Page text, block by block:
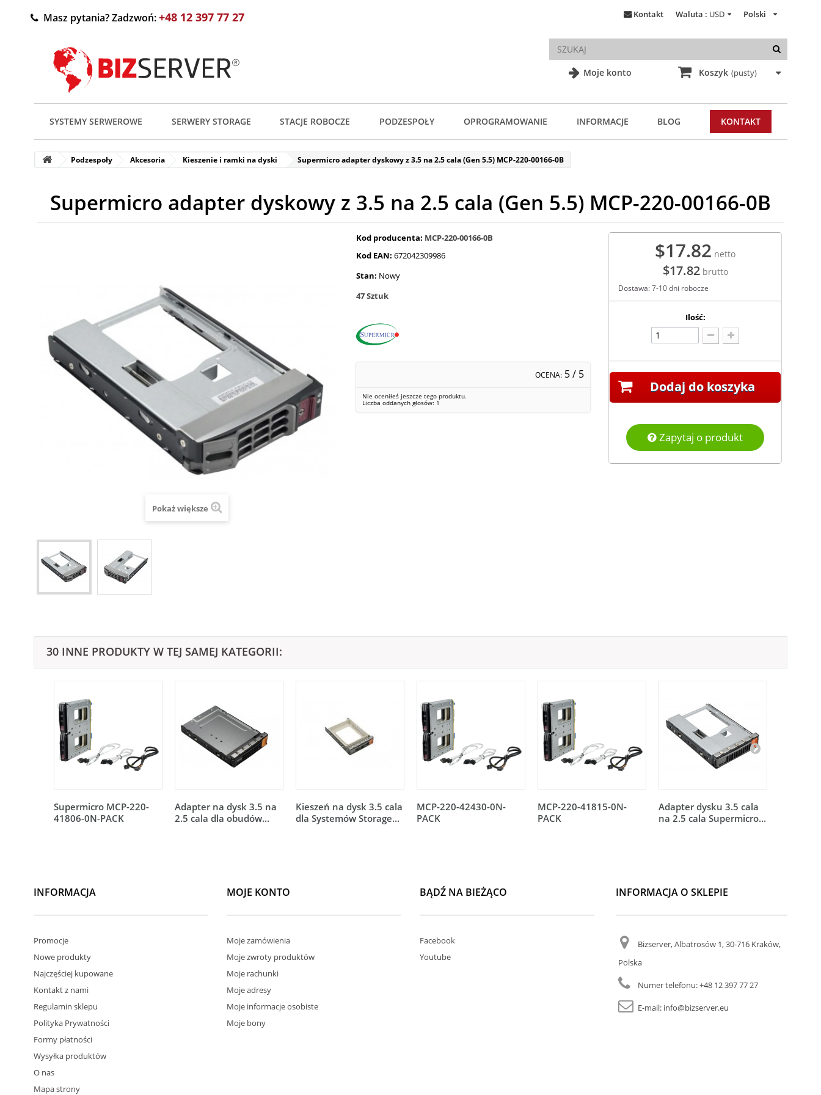
Moje konto
Polski
Waluta : USD
Kontakt
Masz pytania? Zadzwoń:+48 12 397 77 27
Koszyk (pusty)
SYSTEMY SERWEROWE SERWERY STORAGE STACJE ROBOCZE PODZESPOŁY OPROGRAMOWANIE INFORMACJE BLOG KONTAKT
Podzespoły Akcesoria Kieszenie i ramki na dyski Supermicro adapter dyskowy z 3.5 na 2.5 cala (Gen 5.5) MCP-220-00166-0B
Supermicro adapter dyskowy z 3.5 na 2.5 cala (Gen 5.5) MCP-220-00166-0B
Pokaż większe
Kod producenta: MCP-220-00166-0B
Kod EAN: 672042309986
Stan: Nowy
47Sztuk
OCENA: 5/ 5
Nie oceniłeś jeszcze tego produktu.
Liczba oddanych głosów: 1
$17.82 netto
$17.82brutto
Dostawa: 7-10 dni robocze
Ilość:
Dodaj do koszyka
Zapytaj o produkt
30 INNE PRODUKTY W TEJ SAMEJ KATEGORII:
Supermicro MCP-220-
41806-0N-PACK
Adapter na dysk 3.5 na
2.5 cala dla obudów...
Kieszeń na dysk 3.5 cala
dla Systemów Storage...
MCP-220-42430-0N-
PACK
MCP-220-41815-0N-
PACK
Adapter dysku 3.5 cala
na 2.5 cala Supermicro...
INFORMACJA
Promocje
Nowe produkty
Najczęściej kupowane
Kontakt z nami
Regulamin sklepu
Polityka Prywatności
Formy płatności
Wysyłka produktów
O nas
Mapa strony
MOJE KONTO
Moje zamówienia
Moje zwroty produktów
Moje rachunki
Moje adresy
Moje informacje osobiste
Moje bony
BĄDŹ NA BIEŻĄCO
Facebook
Youtube
INFORMACJA O SKLEPIE
Bizserver, Albatrosów 1, 30-716 Kraków,
Polska
Numer telefonu:+48 12 397 77 27
E-mail: info@bizserver.eu